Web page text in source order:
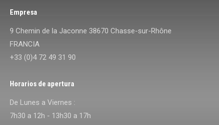
Empresa
9 Chemin de la Jaconne 38670 Chasse-sur-Rhône
FRANCIA
+33 (0)4 72 49 31 90
Horarios de apertura
De Lunes a Viernes :
7h30 a 12h - 13h30 a 17h